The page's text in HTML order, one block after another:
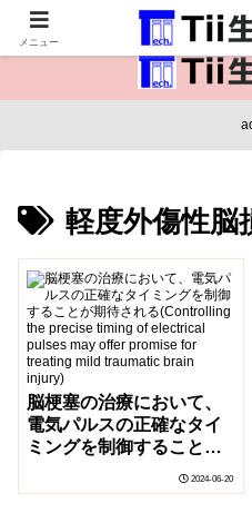
医療保健・生命・
軽度外傷性脳
脳梗塞の治療において、
電気パルスの正確なタイ
ミングを制御することが
期待される(Controlling
the precise timing of
2024-06-20
メニュー